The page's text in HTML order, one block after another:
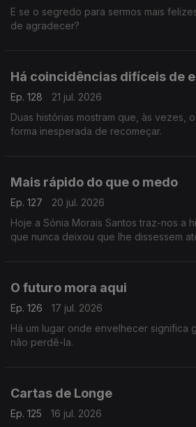
E se o segredo para sermos mais
de agradecer?
Há coincidências difíceis de
Ep. 128
21 jul. 2026
Duas histórias mostram que, às vezes,
forma inesperada de recomeçar.
Mais rápido do que o medo
Ep. 127
20 jul. 2026
Hoje a Sónia Morais Santos traz-nos a
que nunca deixou que lhe dissessem
O futuro mora aqui
Ep. 126
17 jul. 2026
Há um lugar onde envelhecer significa
não perdê-la.
Cartas de Longe
Ep. 125
16 jul. 2026